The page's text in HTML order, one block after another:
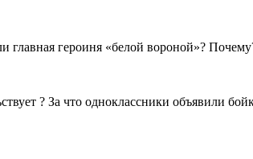
героиня «белой вороной»?
? За что одноклассники объявили